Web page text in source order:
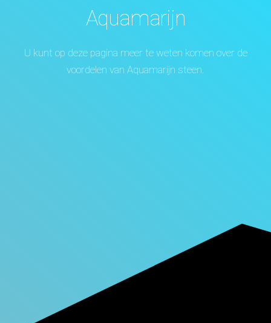
Aquamarijn
U kunt op deze pagina meer te weten komen over de
voordelen van Aquamarijn steen.